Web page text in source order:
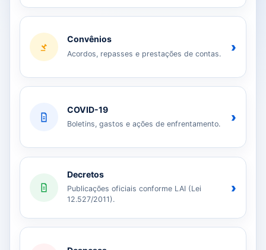
Convênios
Acordos, repasses e prestações de contas. ›
COVID-19
Boletins, gastos e ações de enfrentamento. ›
Decretos
Publicações oficiais conforme LAI (Lei
12.527/2011).
›